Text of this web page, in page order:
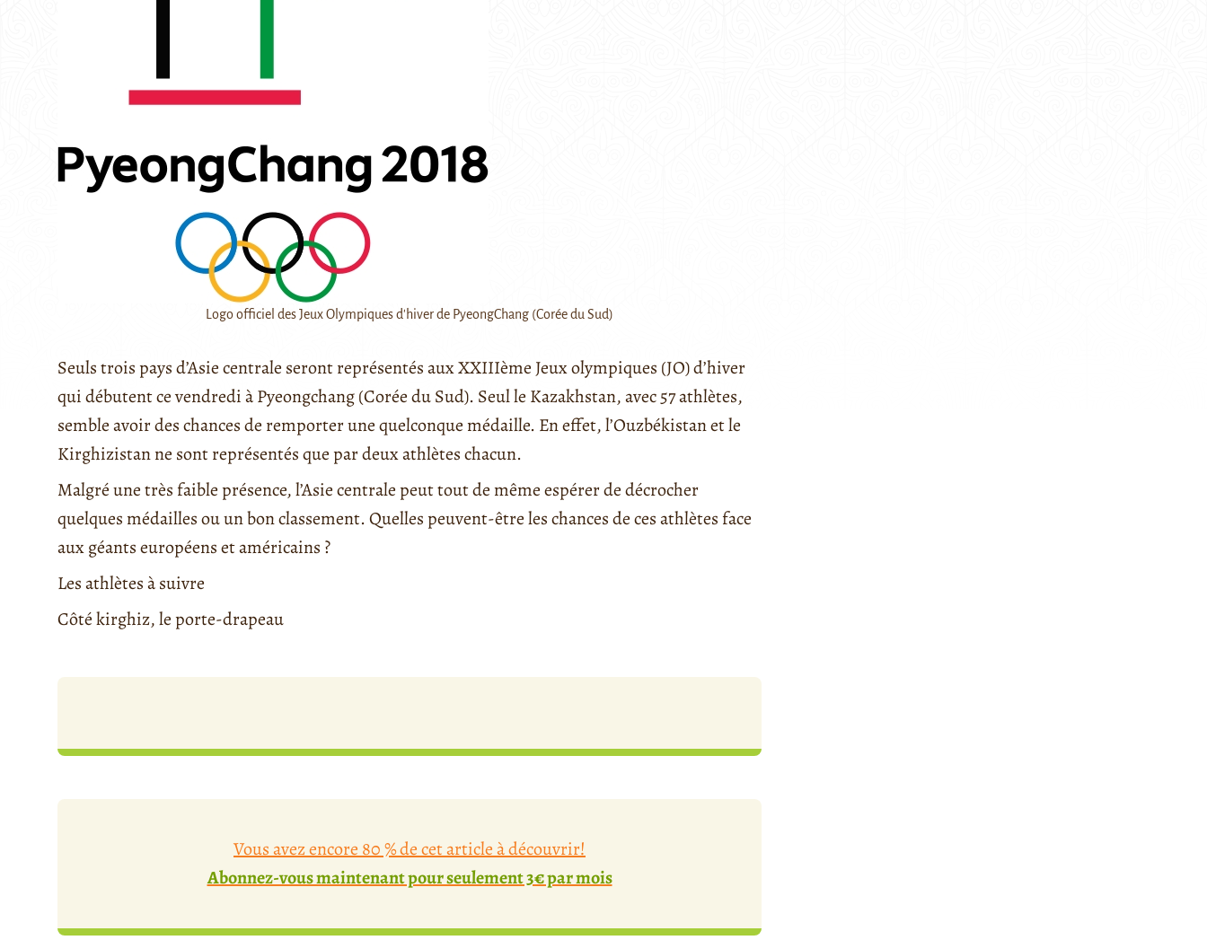
Logo officiel des Jeux Olympiques d'hiver de PyeongChang (Corée du Sud)
Seuls trois pays d’Asie centrale seront représentés aux XXIIIème Jeux olympiques (JO) d’hiver
qui débutent ce vendredi à Pyeongchang (Corée du Sud). Seul le Kazakhstan, avec 57 athlètes,
semble avoir des chances de remporter une quelconque médaille. En effet, l’Ouzbékistan et le
Kirghizistan ne sont représentés que par deux athlètes chacun.
Malgré une très faible présence, l’Asie centrale peut tout de même espérer de décrocher
quelques médailles ou un bon classement. Quelles peuvent-être les chances de ces athlètes face
aux géants européens et américains ?
Les athlètes à suivre
Côté kirghiz, le porte-drapeau
Vous avez encore 80 % de cet article à découvrir!
Abonnez-vous maintenant pour seulement 3€ par mois